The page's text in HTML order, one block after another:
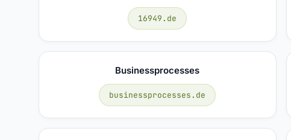
16949.de
Businessprocesses
businessprocesses.de